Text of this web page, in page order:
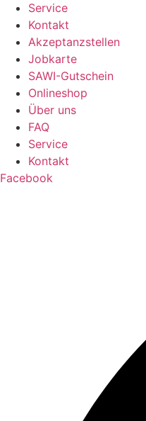
Service
Kontakt
Akzeptanzstellen
Jobkarte
SAWI-Gutschein
Onlineshop
Über uns
FAQ
Service
Kontakt
Facebook